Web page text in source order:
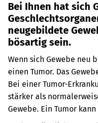
Bei Ihnen hat sich
neugebildete
bösartig sein.
Wenn sich Gewebe neu
einen Tumor. Das
Bei einer Tumor-
stärker als
Gewebe. Ein Tumor